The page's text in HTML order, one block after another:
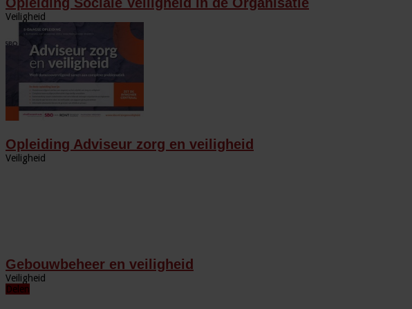
Veiligheid
Opleiding Adviseur zorg en veiligheid
Veiligheid
Gebouwbeheer en veiligheid
Veiligheid
Delen